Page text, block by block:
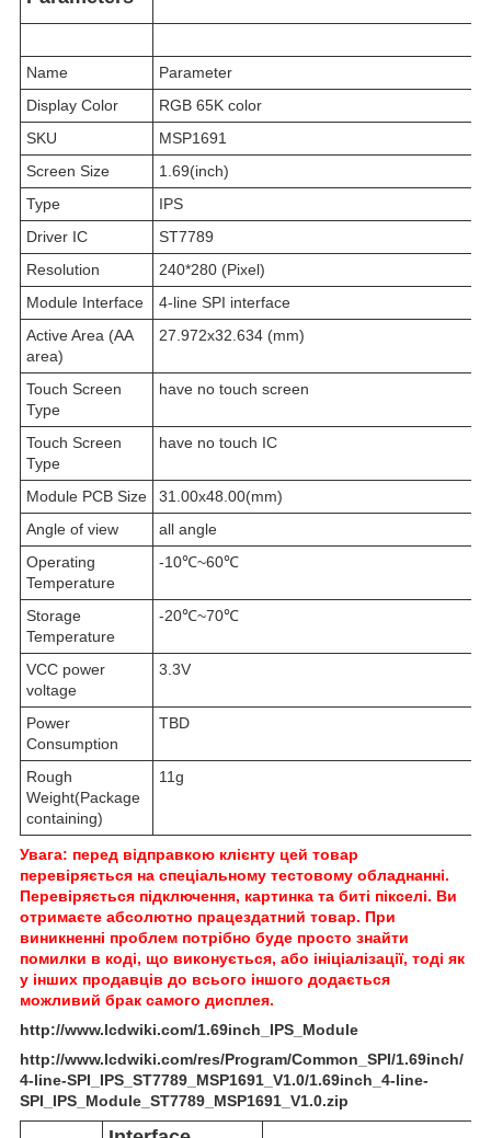
Name
Parameter
Display Color
RGB 65K color
SKU
MSP1691
Screen Size
1.69(inch)
Type
IPS
Driver IC
ST7789
Resolution
240*280 (Pixel)
Module Interface
4-line SPI interface
Active Area (AA
area)
27.972x32.634 (mm)
Touch Screen
Type
have no touch screen
Touch Screen
Type
have no touch IC
Module PCB Size
31.00x48.00(mm)
Angle of view
all angle
Operating
Temperature
-10℃~60℃
Storage
Temperature
-20℃~70℃
VCC power
voltage
3.3V
Power
Consumption
TBD
Rough
Weight(Package
containing)
11g
Увага: перед відправкою клієнту цей товар
перевіряється на спеціальному тестовому обладнанні.
Перевіряється підключення, картинка та биті пікселі. Ви
отримаєте абсолютно працездатний товар. При
виникненні проблем потрібно буде просто знайти
помилки в коді, що виконується, або ініціалізації, тоді як
у інших продавців до всього іншого додається
можливий брак самого дисплея.
http://www.lcdwiki.com/1.69inch_IPS_Module
http://www.lcdwiki.com/res/Program/Common_SPI/1.69inch/
4-line-SPI_IPS_ST7789_MSP1691_V1.0/1.69inch_4-line-
SPI_IPS_Module_ST7789_MSP1691_V1.0.zip